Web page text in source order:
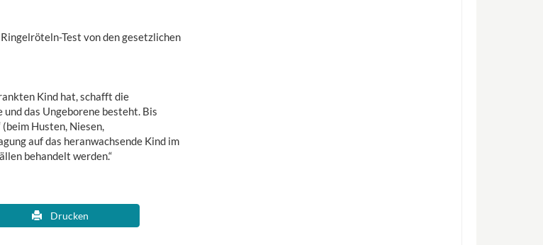
Test von den gesetzlichen
Kind hat, schafft die
das Ungeborene besteht. Bis
Husten, Niesen,
auf das heranwachsende Kind im
behandelt werden.“
Drucken